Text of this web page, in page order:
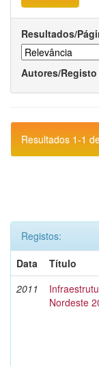
Resultados/
Autores/Registo
Resultados 1-1
Registos:
Data
Título
2011
Nordeste